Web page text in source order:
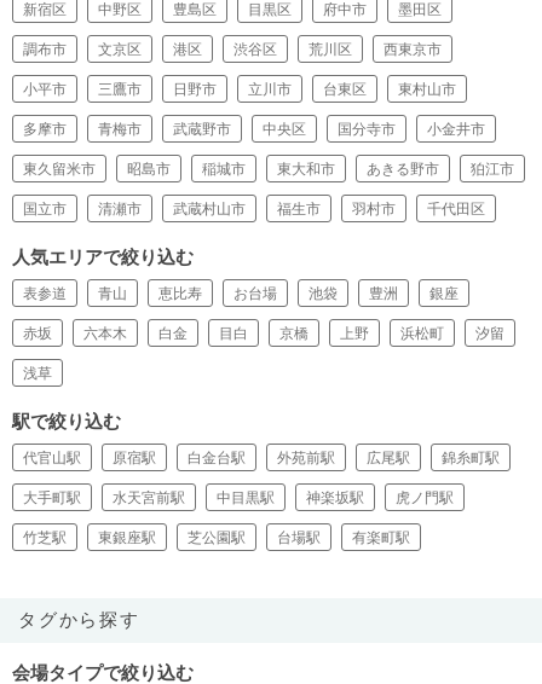
新宿区 中野区 豊島区 目黒区 府中市 墨田区
調布市 文京区 港区 渋谷区 荒川区 西東京市
小平市 三鷹市 日野市 立川市 台東区 東村山市
多摩市 青梅市 武蔵野市 中央区 国分寺市 小金井市
東久留米市 昭島市 稲城市 東大和市 あきる野市 狛江市
国立市 清瀬市 武蔵村山市 福生市 羽村市 千代田区
人気エリアで絞り込む
表参道 青山 恵比寿 お台場 池袋 豊洲 銀座
赤坂 六本木 白金 目白 京橋 上野 浜松町 汐留
浅草
駅で絞り込む
代官山駅 原宿駅 白金台駅 外苑前駅 広尾駅 錦糸町駅
大手町駅 水天宮前駅 中目黒駅 神楽坂駅 虎ノ門駅
竹芝駅 東銀座駅 芝公園駅 台場駅 有楽町駅
タグから探す
会場タイプで絞り込む